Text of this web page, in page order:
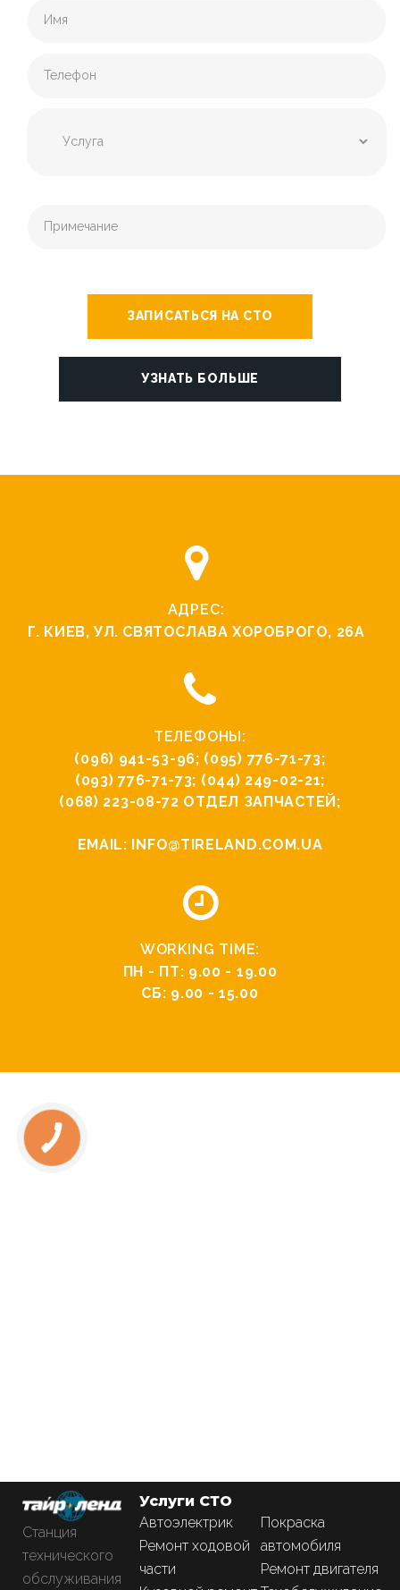
ЗАПИСАТЬСЯ НА СТО
УЗНАТЬ БОЛЬШЕ
АДРЕС:
Г. КИЕВ, УЛ. СВЯТОCЛАВА ХОРОБРОГО, 26А
ТЕЛЕФОНЫ:
(096) 941-53-96; (095) 776-71-73;
(093) 776-71-73; (044) 249-02-21;
(068) 223-08-72 ОТДЕЛ ЗАПЧАСТЕЙ;
EMAIL: INFO@TIRELAND.COM.UA
WORKING TIME:
ПН - ПТ: 9.00 - 19.00
СБ: 9.00 - 15.00
Станция
технического
обслуживания
Услуги СТО
Автоэлектрик
Ремонт ходовой
части
Покраска
автомобиля
Ремонт двигателя